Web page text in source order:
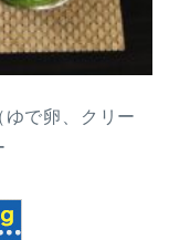
ゆで卵、クリー